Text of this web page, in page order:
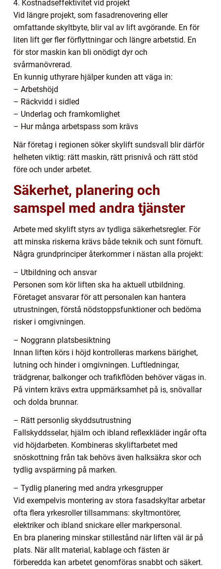
4. Kostnadseffektivitet vid projekt
Vid längre projekt, som fasadrenovering eller
omfattande skyltbyte, blir val av lift avgörande. En för
liten lift ger fler förflyttningar och längre arbetstid. En
för stor maskin kan bli onödigt dyr och
svårmanövrerad.
En kunnig uthyrare hjälper kunden att väga in:
– Arbetshöjd
– Räckvidd i sidled
– Underlag och framkomlighet
– Hur många arbetspass som krävs
När företag i regionen söker skylift sundsvall blir därför
helheten viktig: rätt maskin, rätt prisnivå och rätt stöd
före och under arbetet.
Säkerhet, planering och
samspel med andra tjänster
Arbete med skylift styrs av tydliga säkerhetsregler. För
att minska riskerna krävs både teknik och sunt förnuft.
Några grundprinciper återkommer i nästan alla projekt:
– Utbildning och ansvar
Personen som kör liften ska ha aktuell utbildning.
Företaget ansvarar för att personalen kan hantera
utrustningen, förstå nödstoppsfunktioner och bedöma
risker i omgivningen.
– Noggrann platsbesiktning
Innan liften körs i höjd kontrolleras markens bärighet,
lutning och hinder i omgivningen. Luftledningar,
trädgrenar, balkonger och trafikflöden behöver vägas in.
På vintern krävs extra uppmärksamhet på is, snövallar
och dolda brunnar.
– Rätt personlig skyddsutrustning
Fallskyddsselar, hjälm och ibland reflexkläder ingår ofta
vid höjdarbeten. Kombineras skyliftarbetet med
snöskottning från tak behövs även halksäkra skor och
tydlig avspärrning på marken.
– Tydlig planering med andra yrkesgrupper
Vid exempelvis montering av stora fasadskyltar arbetar
ofta flera yrkesroller tillsammans: skyltmontörer,
elektriker och ibland snickare eller markpersonal.
En bra planering minskar stillestånd när liften väl är på
plats. När allt material, kablage och fästen är
förberedda kan arbetet genomföras snabbt och säkert.